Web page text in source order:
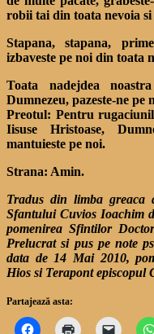
robii tai din toata nevoia
Stapana, stapana,
izbaveste pe noi din toata
Toata nadejdea
Dumnezeu, pazeste-ne
Preotul: Pentru
Iisuse Hristoase,
mantuieste pe noi.
Strana: Amin.
Tradus din limba
Sfantului Cuvios Ioachim
pomenirea Sfintilor
Prelucrat si pus pe note
data de 14 Mai 2010,
Hios si Terapont episcopul
Partajează asta: